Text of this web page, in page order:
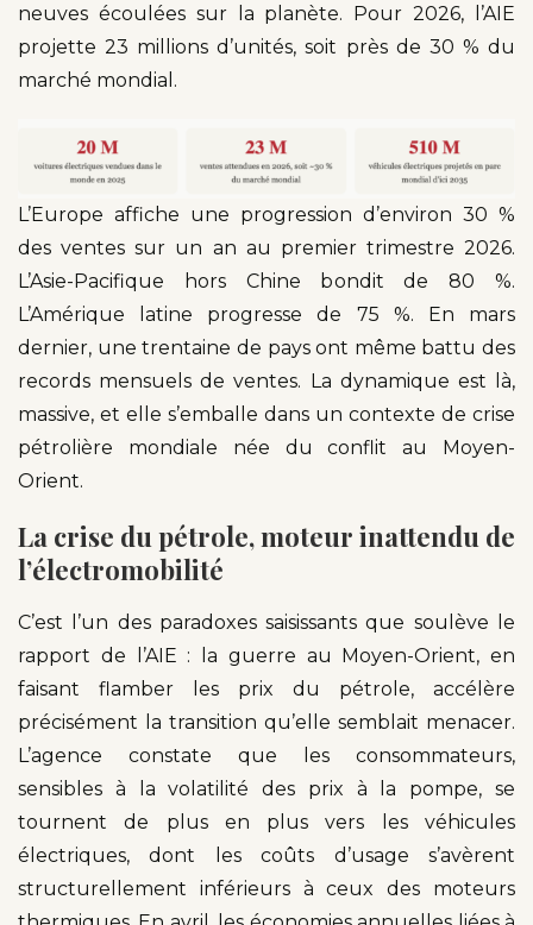
neuves écoulées sur la planète. Pour 2026, l’AIE
projette 23 millions d’unités, soit près de 30 % du
marché mondial.
L’Europe affiche une progression d’environ 30 %
des ventes sur un an au premier trimestre 2026.
L’Asie-Pacifique hors Chine bondit de 80 %.
L’Amérique latine progresse de 75 %. En mars
dernier, une trentaine de pays ont même battu des
records mensuels de ventes. La dynamique est là,
massive, et elle s’emballe dans un contexte de crise
pétrolière mondiale née du conflit au Moyen-
Orient.
La crise du pétrole, moteur inattendu de
l’électromobilité
C’est l’un des paradoxes saisissants que soulève le
rapport de l’AIE : la guerre au Moyen-Orient, en
faisant flamber les prix du pétrole, accélère
précisément la transition qu’elle semblait menacer.
L’agence constate que les consommateurs,
sensibles à la volatilité des prix à la pompe, se
tournent de plus en plus vers les véhicules
électriques, dont les coûts d’usage s’avèrent
structurellement inférieurs à ceux des moteurs